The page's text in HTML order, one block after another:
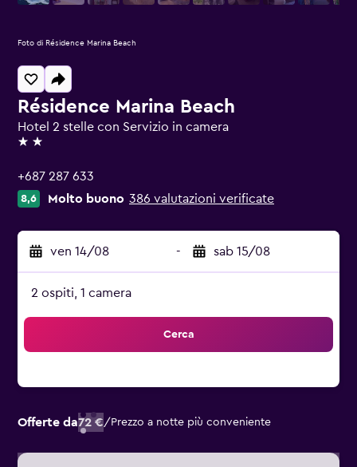
Résidence Marina Beach
Hotel 2 stelle con Servizio in camera
2 stelle
+687 287 633
8,6 Molto buono 386 valutazioni verificate
ven 14/08 - sab 15/08
2 ospiti, 1 camera
Cerca
Offerte da72 €/ Prezzo a notte più conveniente
Foto di Résidence Marina Beach